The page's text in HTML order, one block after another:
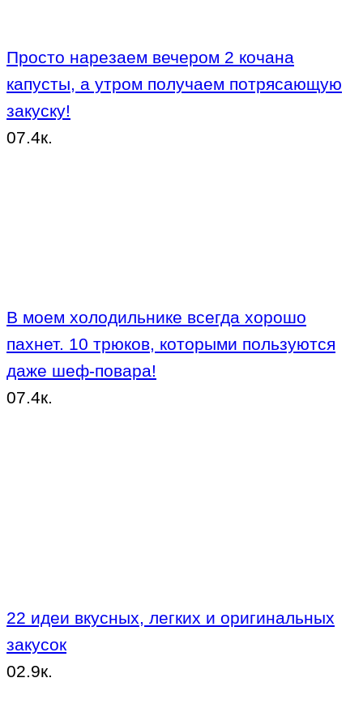
Просто нарезаем вечером 2 кочана
капусты, а утром получаем потрясающую
закуску!
07.4к.
В моем холодильнике всегда хорошо
пахнет. 10 трюков, которыми пользуются
даже шеф-повара!
07.4к.
22 идеи вкусных, легких и оригинальных
закусок
02.9к.